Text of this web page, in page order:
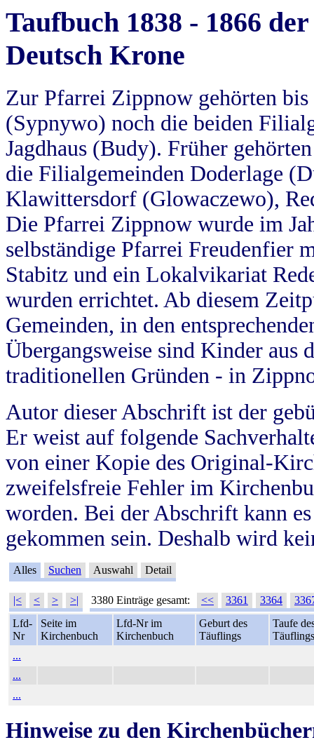
Taufbuch 1838 - 1866
Deutsch Krone
Zur Pfarrei Zippnow gehörten
(Sypnywo) noch die beiden
Jagdhaus (Budy). Früher
die Filialgemeinden Doderlage
Klawittersdorf (Glowaczewo),
Die Pfarrei Zippnow wurde im
selbständige Pfarrei Freudenfier
Stabitz und ein Lokalvikariat
wurden errichtet. Ab diesem
Gemeinden, in den
Übergangsweise sind Kinder aus
traditionellen Gründen - in
Autor dieser Abschrift ist der
Er weist auf folgende
von einer Kopie des Original-
zweifelsfreie Fehler im
worden. Bei der Abschrift kann
gekommen sein. Deshalb wird
Alles Suchen Auswahl Detail
|< < > >| 3380 Einträge gesamt: << 3361 3364
Lfd-
Nr
Seite im
Kirchenbuch
Lfd-Nr im
Kirchenbuch
Geburt des
Täuflings
Taufe
Täuflings
...
...
...
Hinweise zu den